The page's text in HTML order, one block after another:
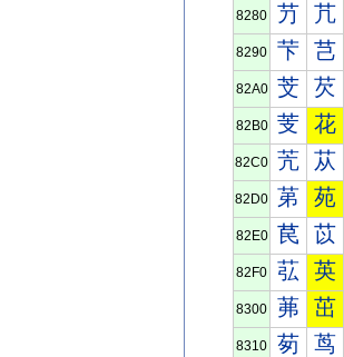
8280 芀 芁
8290 芐 芑
82A0 芠 芡
82B0 芰 花
82C0 苀 苁
82D0 苐 苑
82E0 苠 苡
82F0 苰 英
8300 茀 茁
8310 茐 茑